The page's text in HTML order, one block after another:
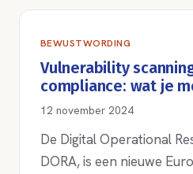
BEWUSTWORDING
Vulnerability
compliance: wat je
12 november 2024
De Digital Operational
DORA, is een nieuwe